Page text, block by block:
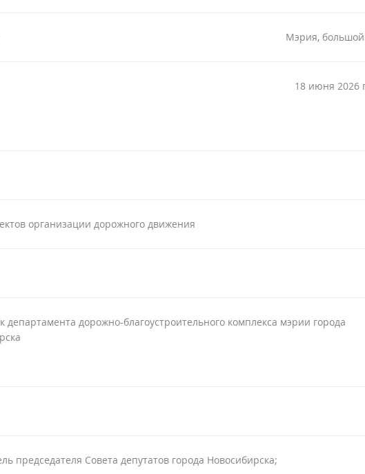
Мэрия, большой
18 июня 2026
организации дорожного движения
департамента дорожно-благоустроительного комплекса мэрии города
председателя Совета депутатов города Новосибирска;